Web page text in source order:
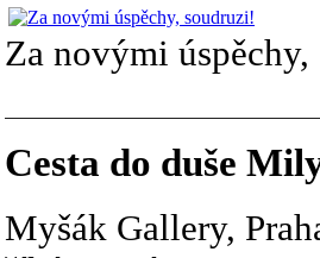
Za novými
Cesta do duše
Myšák Gallery,